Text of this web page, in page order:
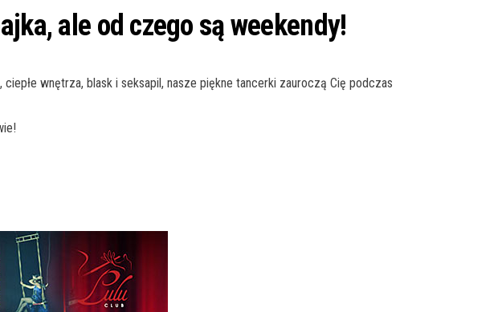
ale od czego są weekendy!
wnętrza, blask i seksapil, nasze piękne tancerki zauroczą Cię podczas